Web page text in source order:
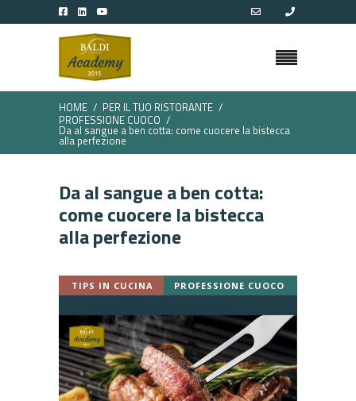
HOME
PER IL TUO RISTORANTE
PROFESSIONE CUOCO
Da al sangue a ben cotta: come cuocere la bistecca
alla perfezione
Da al sangue a ben cotta:
come cuocere la bistecca
alla perfezione
TIPS IN CUCINA PROFESSIONE CUOCO